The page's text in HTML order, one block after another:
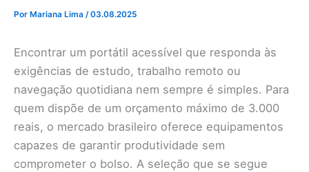
Por Mariana Lima /03.08.2025
Encontrar um portátil acessível que responda às
exigências de estudo, trabalho remoto ou
navegação quotidiana nem sempre é simples. Para
quem dispõe de um orçamento máximo de 3.000
reais, o mercado brasileiro oferece equipamentos
capazes de garantir produtividade sem
comprometer o bolso. A seleção que se segue